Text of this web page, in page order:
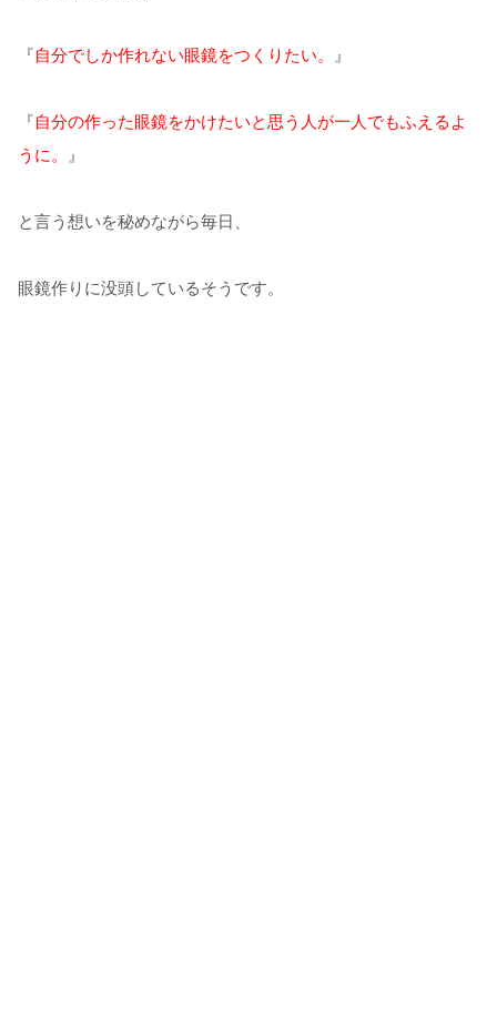
『自分でしか作れない眼鏡をつくりたい。 』
『自分の作った眼鏡をかけたいと思う人が一人でもふえるよ
うに。
』
と言う想いを秘めながら毎日、
眼鏡作りに没頭しているそうです。